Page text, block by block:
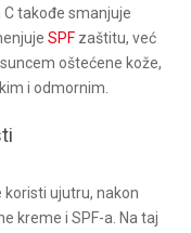
takođe smanjuje
SPF zaštitu, već
oštećene kože,
i odmornim.
koristi ujutru, nakon
kreme i SPF-a. Na taj